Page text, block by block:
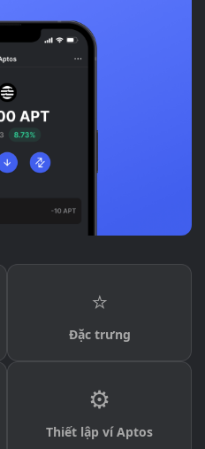
⭐
Đặc trưng
⚙️
Thiết lập ví Aptos